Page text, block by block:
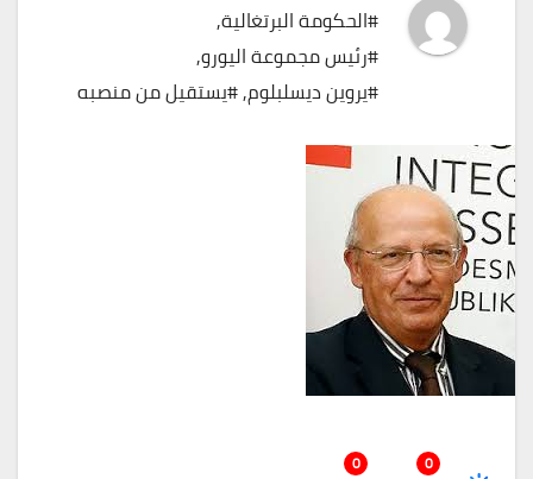
#الحكومة البرتغالية,
#رئيس مجموعة اليورو,
#يروين ديسلبلوم,#يستقيل من منصبه
0
0